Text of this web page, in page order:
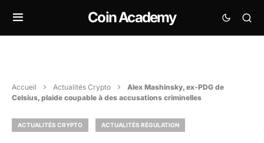
Coin Academy
Accueil Actualités Crypto
Alex Mashinsky, ex-PDG de
Celsius, plaide coupable à des accusations criminelles
ACTUALITÉS CRYPTO ACTUALITÉS RÉGULATION